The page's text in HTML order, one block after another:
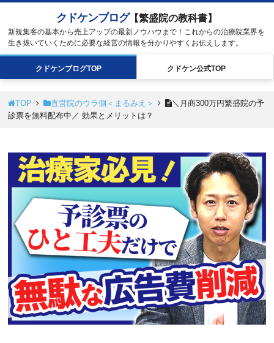
クドケンブログ【繁盛院の教科書】
新規集客の基本から売上アップの最新ノウハウまで！これからの治療院業界を
生き抜いていくために必要な経営の情報を分かりやすくお伝えします。
クドケンブログTOP クドケン公式TOP
TOP 直営院のウラ側＜まるみえ＞
＼月商300万円繁盛院の予
診票を無料配布中／ 効果とメリットは？